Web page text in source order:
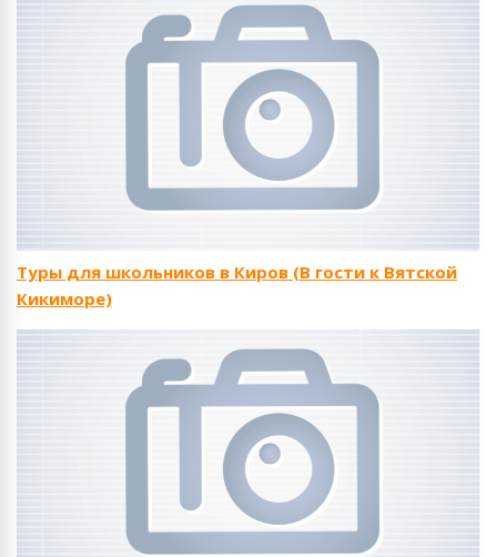
Туры для школьников в Киров (В гости к Вятской
Кикиморе)